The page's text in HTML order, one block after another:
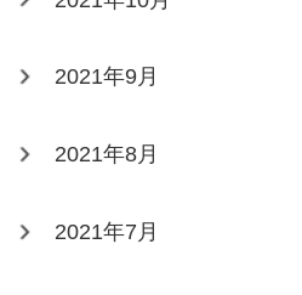
2021年9月
2021年8月
2021年7月